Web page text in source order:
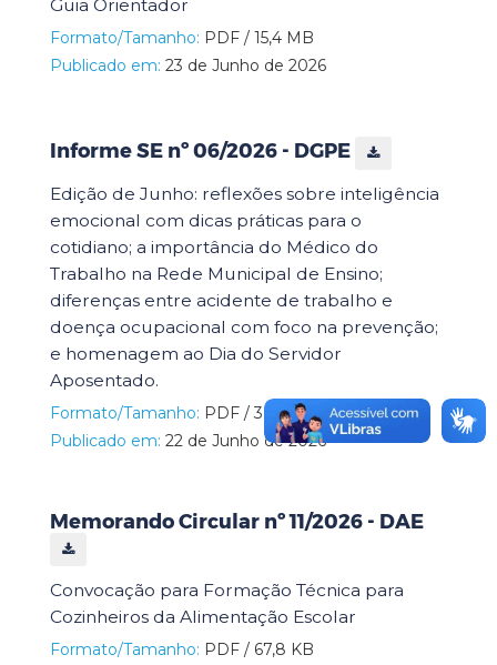
Guia Orientador
Formato/Tamanho: PDF / 15,4 MB
Publicado em: 23 de Junho de 2026
Informe SE nº 06/2026 - DGPE
Edição de Junho: reflexões sobre inteligência
emocional com dicas práticas para o
cotidiano; a importância do Médico do
Trabalho na Rede Municipal de Ensino;
diferenças entre acidente de trabalho e
doença ocupacional com foco na prevenção;
e homenagem ao Dia do Servidor
Aposentado.
Formato/Tamanho: PDF / 3,9 MB
Publicado em: 22 de Junho de 2026
Memorando Circular nº 11/2026 - DAE
Convocação para Formação Técnica para
Cozinheiros da Alimentação Escolar
Formato/Tamanho: PDF / 67,8 KB